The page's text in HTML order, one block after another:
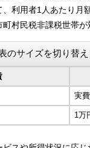
利用者1人あたり月
村民税非課税世帯が
のサイズを切り替え
実費
1万